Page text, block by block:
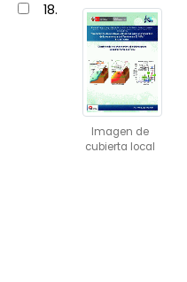
18.
Imagen de
cubierta local